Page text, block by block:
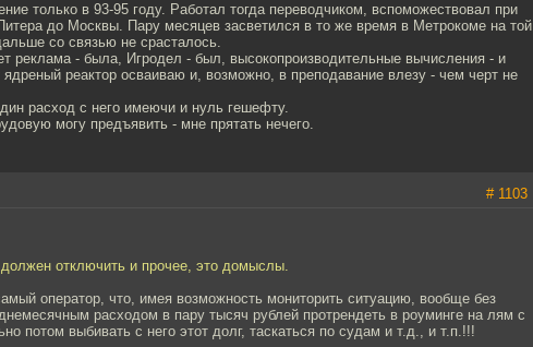
только в 93-95 году. Работал тогда переводчиком, вспоможествовал при
до Москвы. Пару месяцев засветился в то же время в Метрокоме на той
со связью не срасталось.
реклама - была, Игродел - был, высокопроизводительные вычисления - и
реактор осваиваю и, возможно, в преподавание влезу - чем черт не
расход с него имеючи и нуль гешефту.
могу предъявить - мне прятать нечего.
# 1103
должен отключить и прочее, это домыслы.
оператор, что, имея возможность мониторить ситуацию, вообще без
расходом в пару тысяч рублей протрендеть в роуминге на лям с
потом выбивать с него этот долг, таскаться по судам и т.д., и т.п.!!!